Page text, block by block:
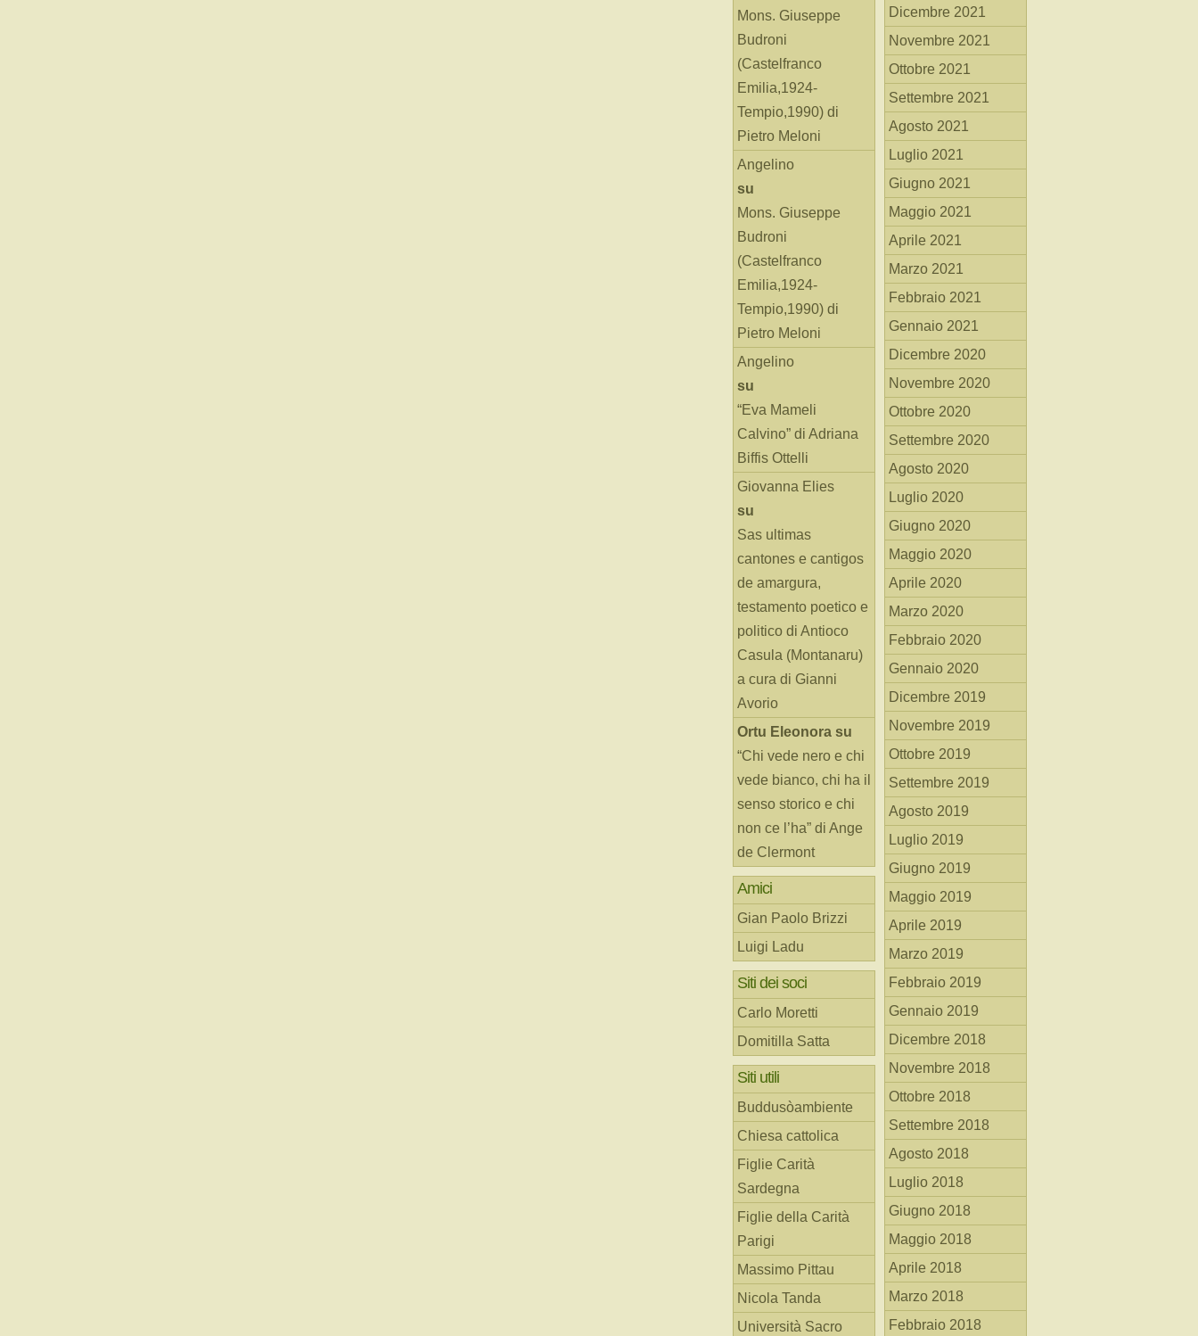
Mons. Giuseppe
Budroni
(Castelfranco
Emilia,1924-
Tempio,1990) di
Pietro Meloni
Angelino
su
Mons. Giuseppe
Budroni
(Castelfranco
Emilia,1924-
Tempio,1990) di
Pietro Meloni
Angelino
su
“Eva Mameli
Calvino” di Adriana
Biffis Ottelli
Giovanna Elies
su
Sas ultimas
cantones e cantigos
de amargura,
testamento poetico e
politico di Antioco
Casula (Montanaru)
a cura di Gianni
Avorio
Ortu Eleonora su
“Chi vede nero e chi
vede bianco, chi ha il
senso storico e chi
non ce l’ha” di Ange
de Clermont
Amici
Gian Paolo Brizzi
Luigi Ladu
Siti dei soci
Carlo Moretti
Domitilla Satta
Siti utili
Buddusòambiente
Chiesa cattolica
Figlie Carità
Sardegna
Figlie della Carità
Parigi
Massimo Pittau
Nicola Tanda
Università Sacro
Dicembre 2021
Novembre 2021
Ottobre 2021
Settembre 2021
Agosto 2021
Luglio 2021
Giugno 2021
Maggio 2021
Aprile 2021
Marzo 2021
Febbraio 2021
Gennaio 2021
Dicembre 2020
Novembre 2020
Ottobre 2020
Settembre 2020
Agosto 2020
Luglio 2020
Giugno 2020
Maggio 2020
Aprile 2020
Marzo 2020
Febbraio 2020
Gennaio 2020
Dicembre 2019
Novembre 2019
Ottobre 2019
Settembre 2019
Agosto 2019
Luglio 2019
Giugno 2019
Maggio 2019
Aprile 2019
Marzo 2019
Febbraio 2019
Gennaio 2019
Dicembre 2018
Novembre 2018
Ottobre 2018
Settembre 2018
Agosto 2018
Luglio 2018
Giugno 2018
Maggio 2018
Aprile 2018
Marzo 2018
Febbraio 2018